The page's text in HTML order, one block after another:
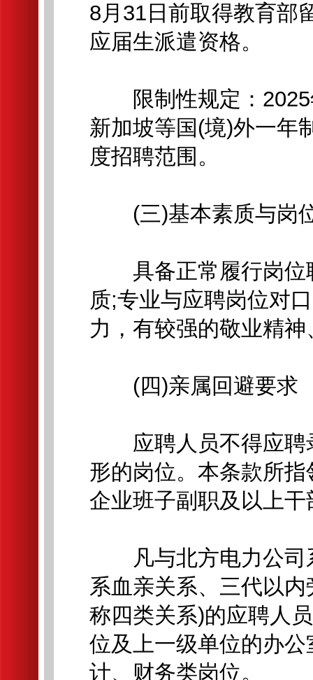
8月31日前取得教育部
应届生派遣资格。
限制性规定：2025
新加坡等国(境)外一年
度招聘范围。
(三)基本素质与岗
具备正常履行岗位
质;专业与应聘岗位对
力，有较强的敬业精
(四)亲属回避要求
应聘人员不得应聘
形的岗位。本条款所
企业班子副职及以上干
凡与北方电力公司
系血亲关系、三代以
称四类关系)的应聘人
位及上一级单位的办
计、财务类岗位。